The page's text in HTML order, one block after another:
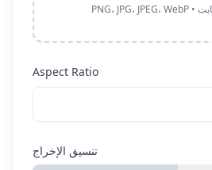
Aspect Ratio
تنسيق الإخراج